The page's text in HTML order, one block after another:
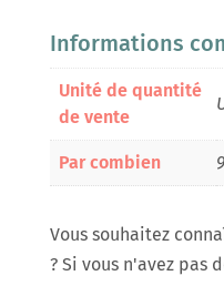
Informations
Unité de quantité
de vente
Par combien 9
Vous souhaitez
? Si vous n'avez pas